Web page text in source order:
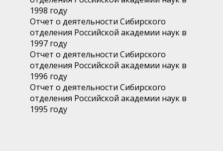
1998 году
Отчет о деятельности Сибирского
отделения Российской академии наук в
1997 году
Отчет о деятельности Сибирского
отделения Российской академии наук в
1996 году
Отчет о деятельности Сибирского
отделения Российской академии наук в
1995 году